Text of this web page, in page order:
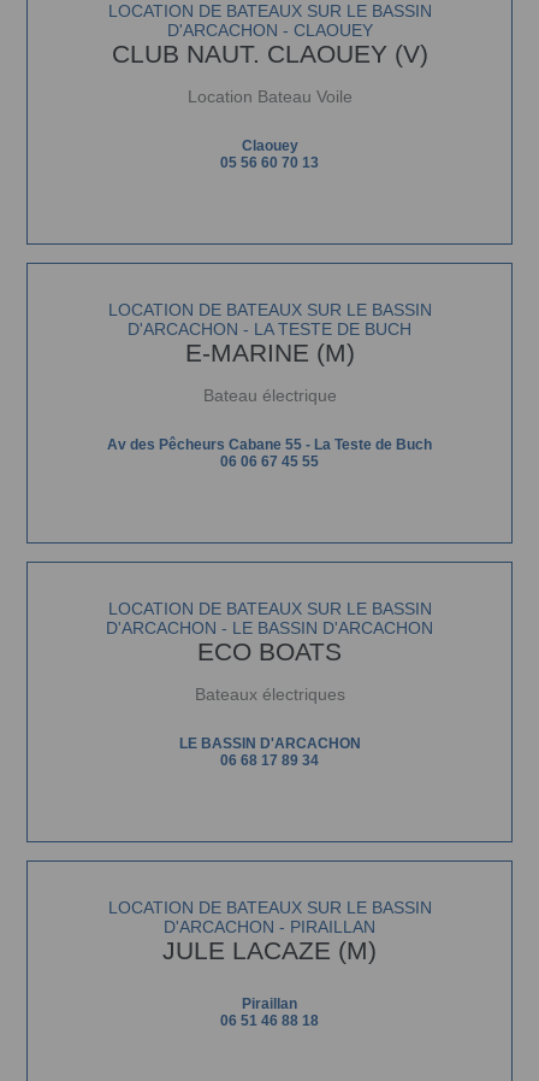
LOCATION DE BATEAUX SUR LE BASSIN
D'ARCACHON - CLAOUEY
CLUB NAUT. CLAOUEY (V)
Location Bateau Voile
Claouey
05 56 60 70 13
LOCATION DE BATEAUX SUR LE BASSIN
D'ARCACHON - LA TESTE DE BUCH
E-MARINE (M)
Bateau électrique
Av des Pêcheurs Cabane 55 - La Teste de Buch
06 06 67 45 55
LOCATION DE BATEAUX SUR LE BASSIN
D'ARCACHON - LE BASSIN D'ARCACHON
ECO BOATS
Bateaux électriques
LE BASSIN D'ARCACHON
06 68 17 89 34
LOCATION DE BATEAUX SUR LE BASSIN
D'ARCACHON - PIRAILLAN
JULE LACAZE (M)
Piraillan
06 51 46 88 18